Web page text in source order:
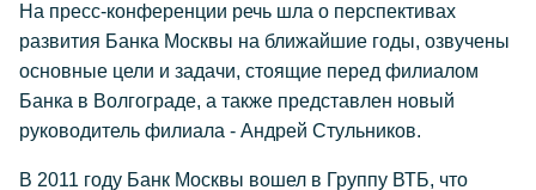
На пресс-конференции речь шла о перспективах
развития Банка Москвы на ближайшие годы, озвучены
основные цели и задачи, стоящие перед филиалом
Банка в Волгограде, а также представлен новый
руководитель филиала - Андрей Стульников.
В 2011 году Банк Москвы вошел в Группу ВТБ, что